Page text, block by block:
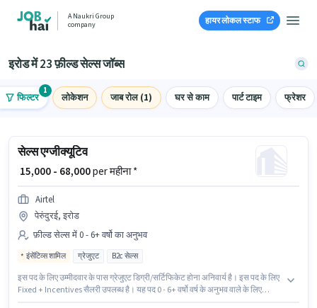
A Naukri Group
company
हायर लोकल स्टाफ
इरोड में 23 फ़ील्ड सेल्स जॉब्स
फिल्टर
1
लोकेशन जाब रोल (1) घर से काम पार्ट टाइम फ्रेशर
सेल्स एग्जीक्यूटिव
₹ 15,000 - 68,000per महीना *
Airtel
पेरुंदुरई, इरोड
फ़ील्ड सेल्स में 0 - 6+ वर्षो का अनुभव
इंसेंटिव्स शामिल ग्रेजुएट B2c सेल्स
इस पद के लिए उम्मीदवार के पास ग्रेजुएट डिग्री/सर्टिफिकेट होना अनिवार्य है। इस पद के लिए
Fixed + Incentives सैलरी उपलब्ध है। यह पद 0 - 6+ वर्षो वर्ष के अनुभव वाले के लिए